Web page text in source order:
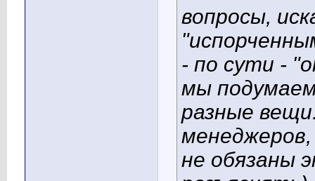
вопросы,
- по сути -
мы
разные
менеджеров,
не обязаны